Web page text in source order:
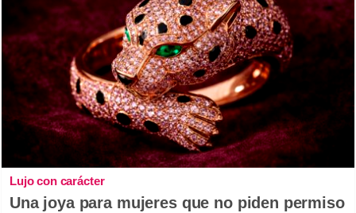
Lujo con carácter
Una joya para mujeres que no piden permiso